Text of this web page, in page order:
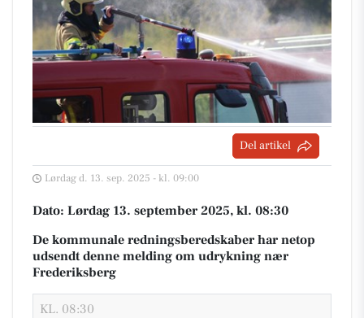
Del artikel
Lørdag d. 13. sep. 2025 - kl. 09:00
Dato: Lørdag 13. september 2025, kl. 08:30
De kommunale redningsberedskaber har netop
udsendt denne melding om udrykning nær
Frederiksberg
KL. 08:30